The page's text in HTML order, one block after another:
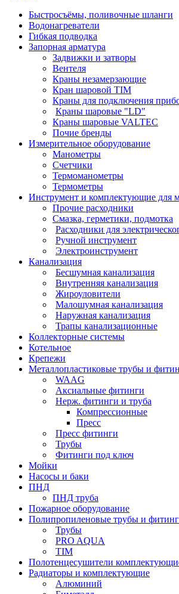
Быстросъёмы, поливочные шланги
Водонагреватели
Гибкая подводка
Запорная арматура
Задвижки и затворы
Вентеля
Краны незамерзающие
Кран шаровой TIM
Краны для подключения
Краны шаровые "LD"
Краны шаровые VALTEC
Почие бренды
Измерительное оборудование
Манометры
Счетчики
Термоманометры
Термометры
Инструмент и комплектующие для
Прочие расходники
Смазка, герметики, подмотка
Расходники для
Ручной инструмент
Электроинструмент
Канализация
Бесшумная канализация
Внутренняя канализация
Жироуловители
Малошумная канализация
Наружная канализация
Трапы канализационные
Коллекторные системы
Котельное
Крепежи
Металлопластиковые трубы и
WAAG
Аксиальные фитинги
Нерж. фитинги и труба
Компрессионные
Пресс
Пресс фитинги
Трубы
Фитинги под ключ
Мойки
Насосы и баки
ПНД
ПНД труба
Пожарное оборудование
Полипропиленовые трубы и
Трубы
PRO AQUA
TIM
Полотенцесушители
Радиаторы и комплектующие
Алюминий